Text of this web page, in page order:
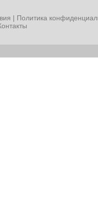
| Политика